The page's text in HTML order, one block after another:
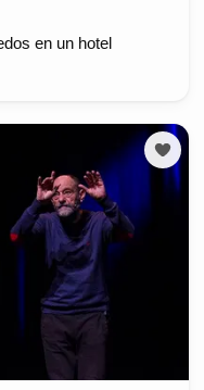
en un hotel